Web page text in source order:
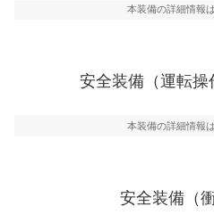
運転・駐車支援
グ・アシストやサイド
万が一車体が衝撃を受
るSRSエアバッグシス
本装備の詳細情報
安全装備（運転操
本装備の詳細情報
安全装備（